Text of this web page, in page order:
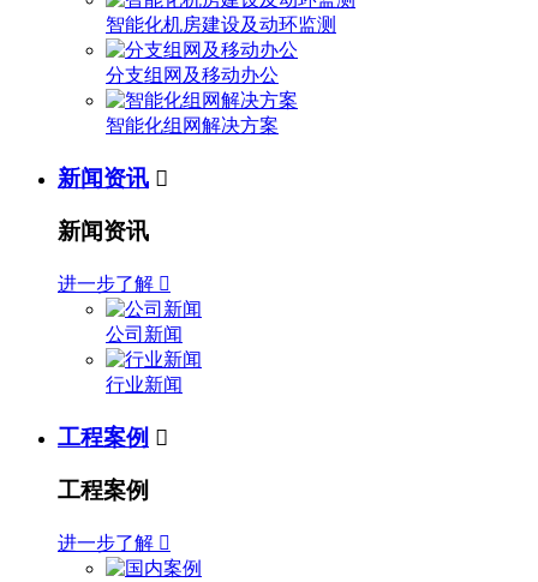
智能化机房建设及动环监测
分支组网及移动办公
智能化组网解决方案
新闻资讯 
新闻资讯
进一步了解 
公司新闻
行业新闻
工程案例 
工程案例
进一步了解 